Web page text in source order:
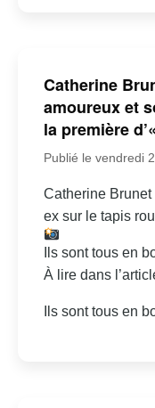
Catherine
amoureux et
la première
Publié le vendredi
Catherine
ex sur le tapis
Ils sont tous en
À lire dans
Ils sont tous en